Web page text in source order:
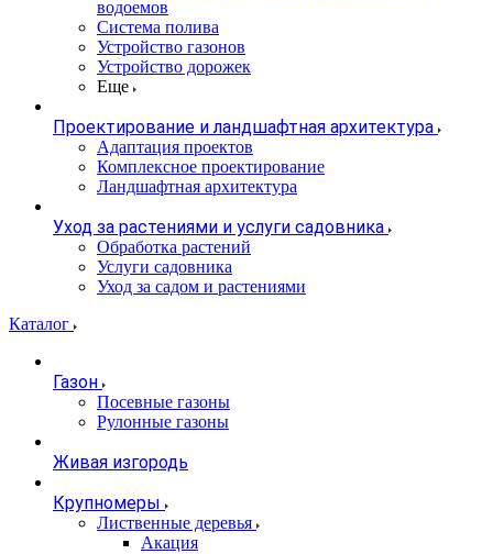
водоемов
Система полива
Устройство газонов
Устройство дорожек
Еще
Проектирование и ландшафтная архитектура
Адаптация проектов
Комплексное проектирование
Ландшафтная архитектура
Уход за растениями и услуги садовника
Обработка растений
Услуги садовника
Уход за садом и растениями
Каталог
Газон
Посевные газоны
Рулонные газоны
Живая изгородь
Крупномеры
Лиственные деревья
Акация